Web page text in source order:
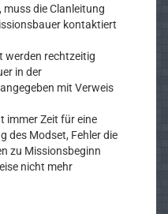
die Clanleitung
kontaktiert
werden rechtzeitig
in der
mit Verweis
immer Zeit für eine
des Modset, Fehler die
zu Missionsbeginn
nicht mehr